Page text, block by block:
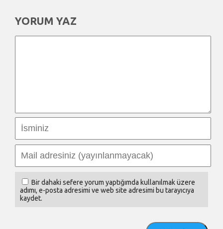
YORUM YAZ
Bir dahaki sefere yorum yaptığımda kullanılmak üzere
adımı, e-posta adresimi ve web site adresimi bu tarayıcıya
kaydet.